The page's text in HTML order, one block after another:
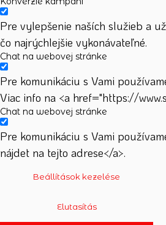
Pre vylepšenie naších služieb a
čo najrýchlejšie vykonávateľné.
Chat na webovej stránke
Pre komunikáciu s Vami
Viac info na <a href="https://
Chat na webovej stránke
Pre komunikáciu s Vami
nájdet na tejto adrese</a>.
Beállítások kezelése
Elutasítás